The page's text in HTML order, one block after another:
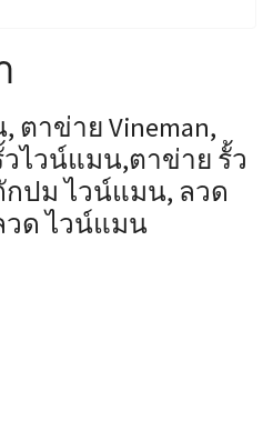
ตาข่าย Vineman,
ไวน์แมน,ตาข่าย รั้ว
ปม ไวน์แมน, ลวด
ด ไวน์แมน